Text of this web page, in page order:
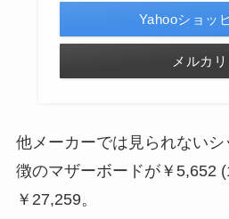
Yahooショッ
メルカリ
他メーカーでは見られない
徴のマザーボードが￥5,652
￥27,259。